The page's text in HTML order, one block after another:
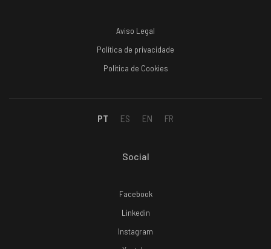
Aviso Legal
Política de privacidade
Política de Cookies
PT ES EN FR
Social
Facebook
Linkedin
Instagram